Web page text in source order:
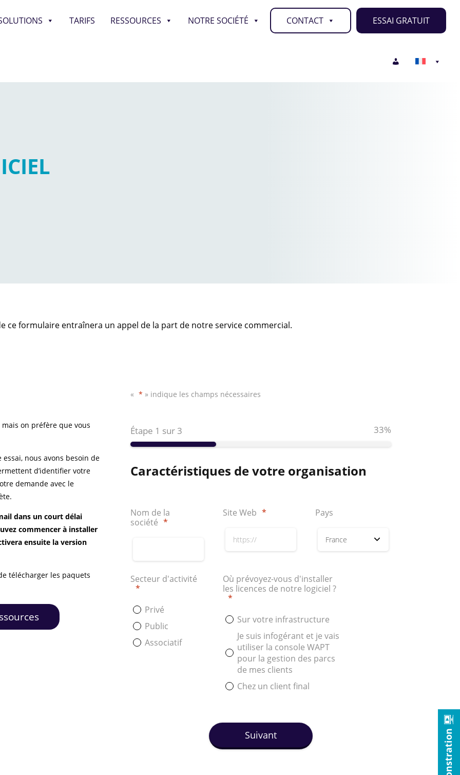
TARIFS RESSOURCES NOTRE SOCIÉTÉ CONTACT ESSAI GRATUIT
ce formulaire entraînera un appel de la part de notre service commercial.
on préfère que vous
nous avons besoin de
d’identifier votre
demande avec le
dans un court délai
commencer à installer
ensuite la version
télécharger les paquets
« * » indique les champs nécessaires
Étape 1 sur 3 33%
Caractéristiques de votre organisation
Nom de la
société *
Site Web * Pays
Secteur d'activité
*
Privé
Public
Associatif
Où prévoyez-vous d'installer
les licences de notre logiciel ?
*
Sur votre infrastructure
Je suis infogérant et je vais
utiliser la console WAPT
pour la gestion des parcs
de mes clients
Chez un client final
Suivant